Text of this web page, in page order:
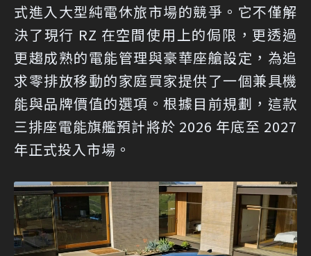
式進入大型純電休旅市場的競爭。它不僅解
決了現行 RZ 在空間使用上的侷限，更透過
更趨成熟的電能管理與豪華座艙設定，為追
求零排放移動的家庭買家提供了一個兼具機
能與品牌價值的選項。根據目前規劃，這款
三排座電能旗艦預計將於 2026 年底至 2027
年正式投入市場。